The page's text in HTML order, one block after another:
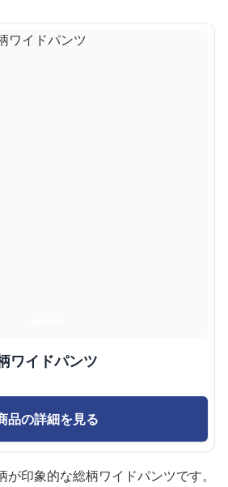
ワイドパンツ
品の詳細を見る
印象的な総柄ワイドパンツです。